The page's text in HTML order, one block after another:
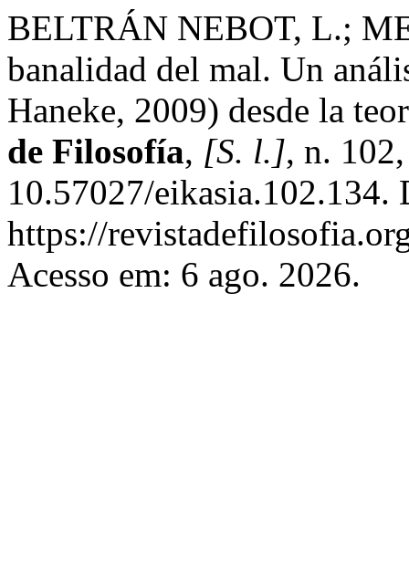
BELTRÁN NEBOT, L.;
banalidad del mal. Un
Haneke, 2009) desde la
de Filosofía, [S. l.], n.
10.57027/eikasia.102.134.
https://
Acesso em: 6 ago. 2026.